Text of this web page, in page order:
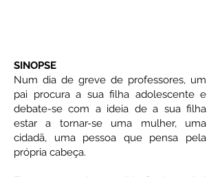
SINOPSE
Num dia de greve de professores, um
pai procura a sua filha adolescente e
debate-se com a ideia de a sua filha
estar a tornar-se uma mulher, uma
cidadã, uma pessoa que pensa pela
própria cabeça.